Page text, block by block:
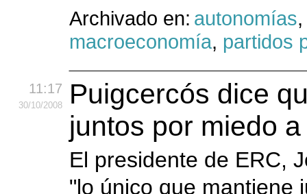
Archivado en: autonomías
macroeconomía, partidos
11:17
30/10/2008
Puigcercós dice
juntos por miedo
El presidente de ERC,
"lo único que mantiene